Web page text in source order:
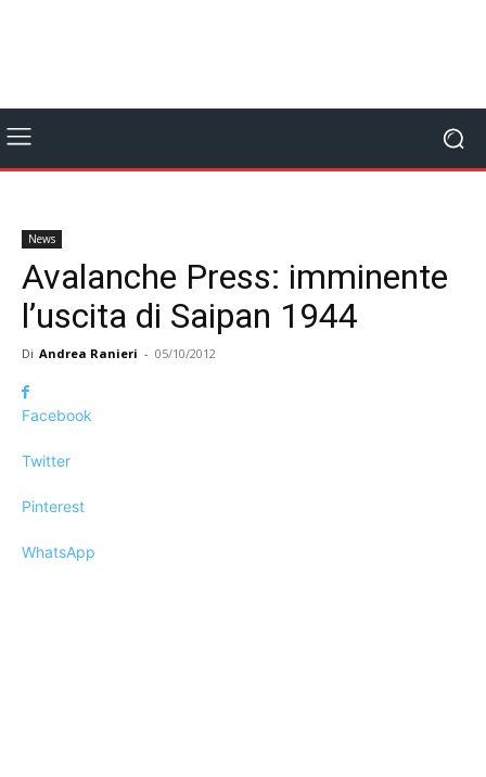
News
Avalanche Press: imminente
l’uscita di Saipan 1944
Di Andrea Ranieri - 05/10/2012
Facebook
Twitter
Pinterest
WhatsApp